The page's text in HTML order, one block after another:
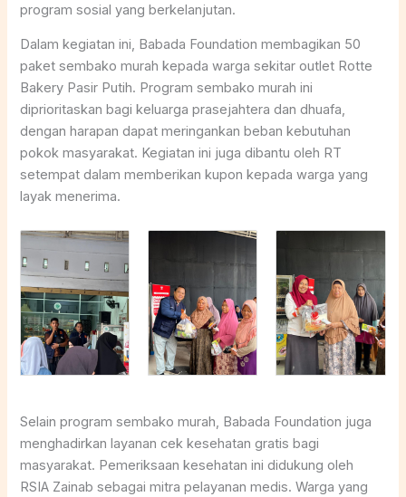
program sosial yang berkelanjutan.
Dalam kegiatan ini, Babada Foundation membagikan 50
paket sembako murah kepada warga sekitar outlet Rotte
Bakery Pasir Putih. Program sembako murah ini
diprioritaskan bagi keluarga prasejahtera dan dhuafa,
dengan harapan dapat meringankan beban kebutuhan
pokok masyarakat. Kegiatan ini juga dibantu oleh RT
setempat dalam memberikan kupon kepada warga yang
layak menerima.
Selain program sembako murah, Babada Foundation juga
menghadirkan layanan cek kesehatan gratis bagi
masyarakat. Pemeriksaan kesehatan ini didukung oleh
RSIA Zainab sebagai mitra pelayanan medis. Warga yang